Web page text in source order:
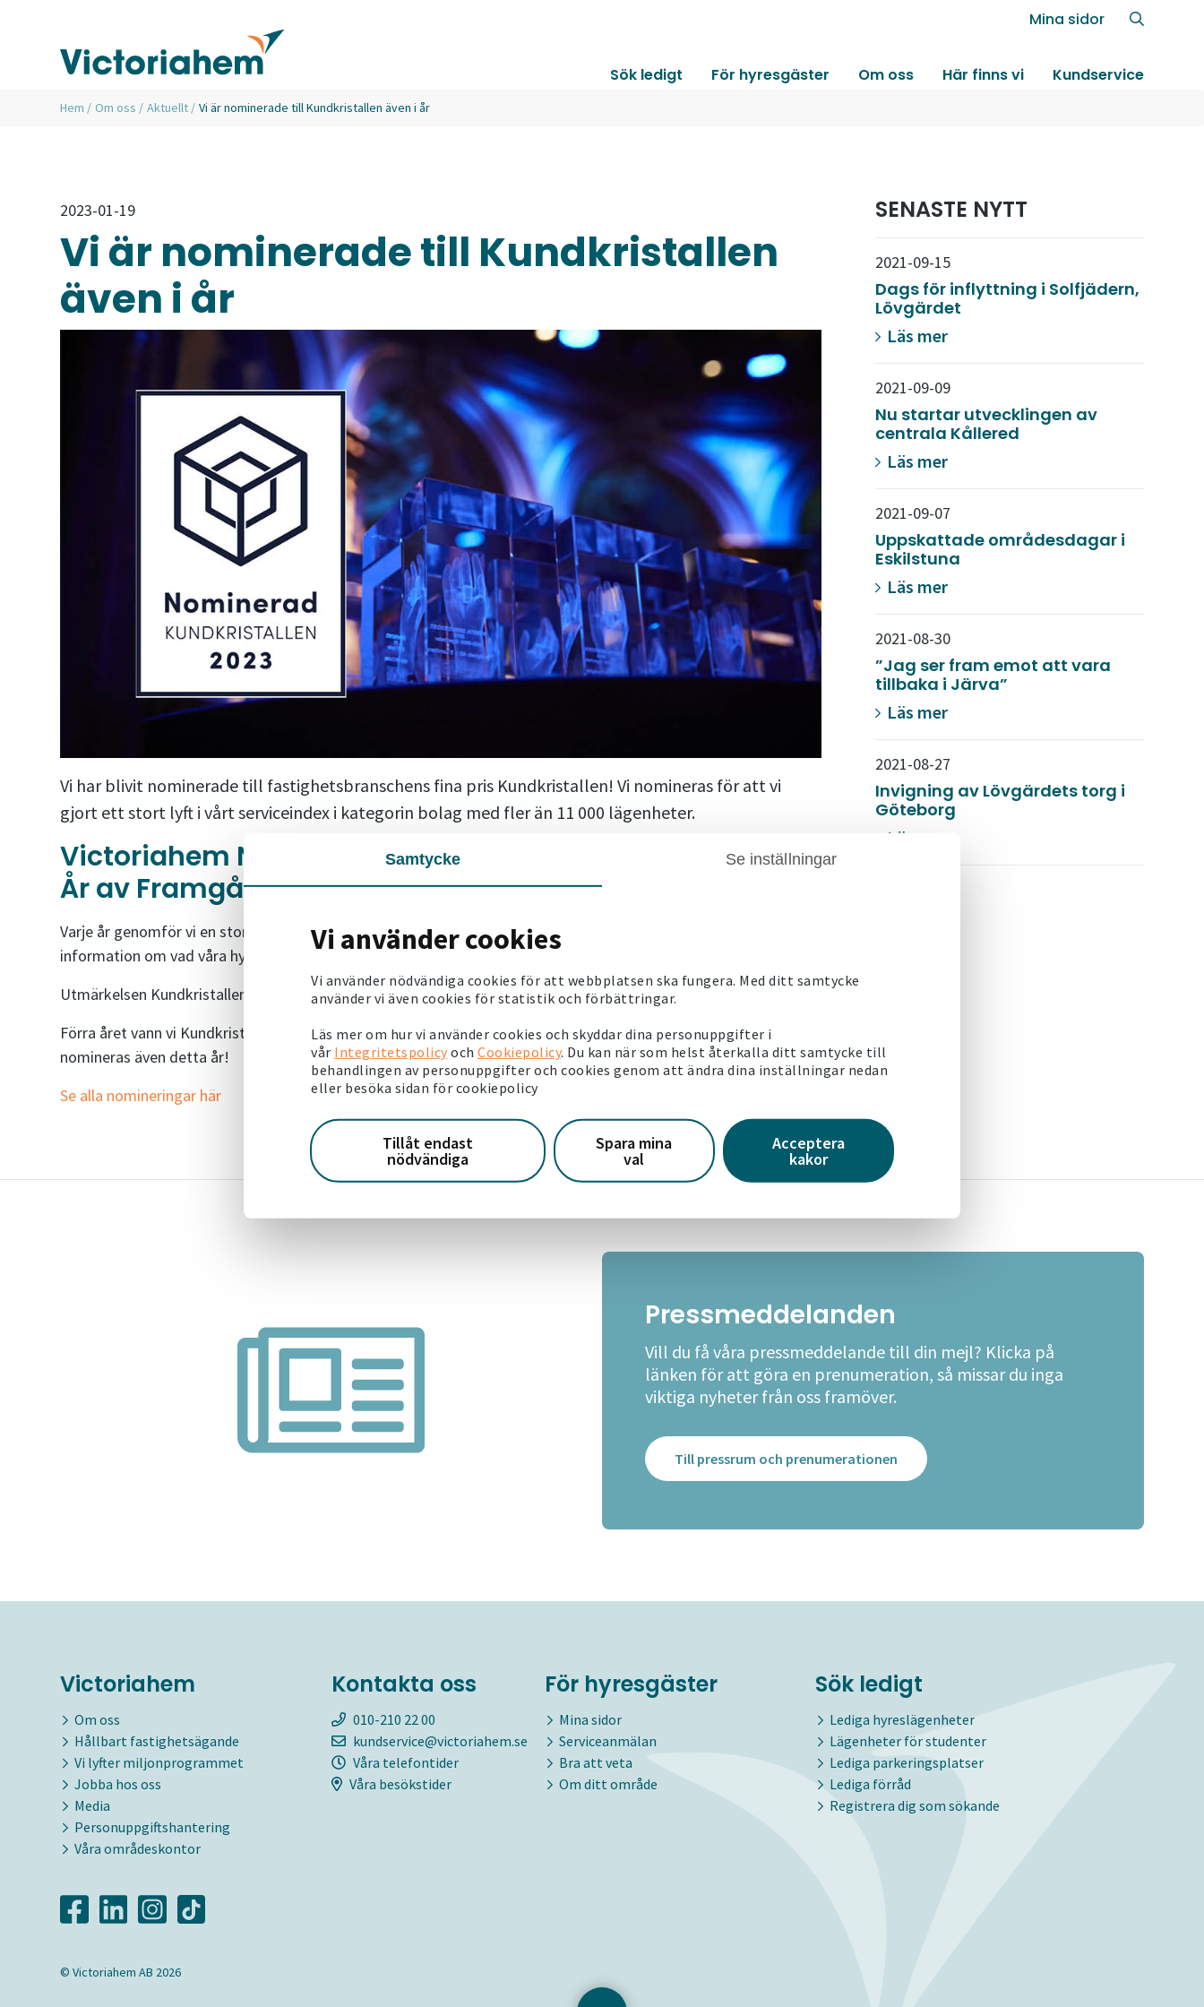
Samtycke Se inställningar
Vi använder cookies
Vi använder nödvändiga cookies för att webbplatsen ska fungera. Med ditt samtycke
använder vi även cookies för statistik och förbättringar.
Läs mer om hur vi använder cookies och skyddar dina personuppgifter i
vår Integritetspolicy och Cookiepolicy. Du kan när som helst återkalla ditt samtycke till
behandlingen av personuppgifter och cookies genom att ändra dina inställningar nedan
eller besöka sidan för cookiepolicy
Tillåt endast
nödvändiga
Spara mina
val
Acceptera
kakor
Mina sidor
Sök ledigt För hyresgäster Om oss Här finns vi Kundservice
Hem / Om oss / Aktuellt / Vi är nominerade till Kundkristallen även i år
2023-01-19
Vi är nominerade till Kundkristallen
även i år
Vi har blivit nominerade till fastighetsbranschens fina pris Kundkristallen! Vi nomineras för att vi
gjort ett stort lyft i vårt serviceindex i kategorin bolag med fler än 11 000 lägenheter.
Victoriahem Nominerade till Kundkristallen – Ännu Ett
År av Framgång
Varje år genomför vi en stor kundundersökning tillsammans med AktivBo. Den ger oss mängder av viktig
information om vad våra hyresgäster behöver och vad de anser om vår service.
Utmärkelsen Kundkristallen bygger på hyresgästernas omdömen.
Förra året vann vi Kundkristallen för det största lyftet i serviceindex i vår kategori. Vi är glada och stolta över att
nomineras även detta år!
Se alla nomineringar här
SENASTE NYTT
2021-09-15
Dags för inflyttning i Solfjädern,
Lövgärdet
Läs mer
2021-09-09
Nu startar utvecklingen av
centrala Kållered
Läs mer
2021-09-07
Uppskattade områdesdagar i
Eskilstuna
Läs mer
2021-08-30
”Jag ser fram emot att vara
tillbaka i Järva”
Läs mer
2021-08-27
Invigning av Lövgärdets torg i
Göteborg
Läs mer
Pressmeddelanden
Vill du få våra pressmeddelande till din mejl? Klicka på
länken för att göra en prenumeration, så missar du inga
viktiga nyheter från oss framöver.
Till pressrum och prenumerationen
Victoriahem
Om oss
Hållbart fastighetsägande
Vi lyfter miljonprogrammet
Jobba hos oss
Media
Personuppgiftshantering
Våra områdeskontor
Kontakta oss
010-210 22 00
kundservice@victoriahem.se
Våra telefontider
Våra besökstider
För hyresgäster
Mina sidor
Serviceanmälan
Bra att veta
Om ditt område
Sök ledigt
Lediga hyreslägenheter
Lägenheter för studenter
Lediga parkeringsplatser
Lediga förråd
Registrera dig som sökande
© Victoriahem AB 2026